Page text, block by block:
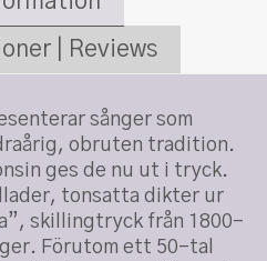
| Reviews
sånger som
obruten tradition.
ges de nu ut i tryck.
tonsatta dikter ur
skillingtryck från 1800-
Förutom ett 50-tal